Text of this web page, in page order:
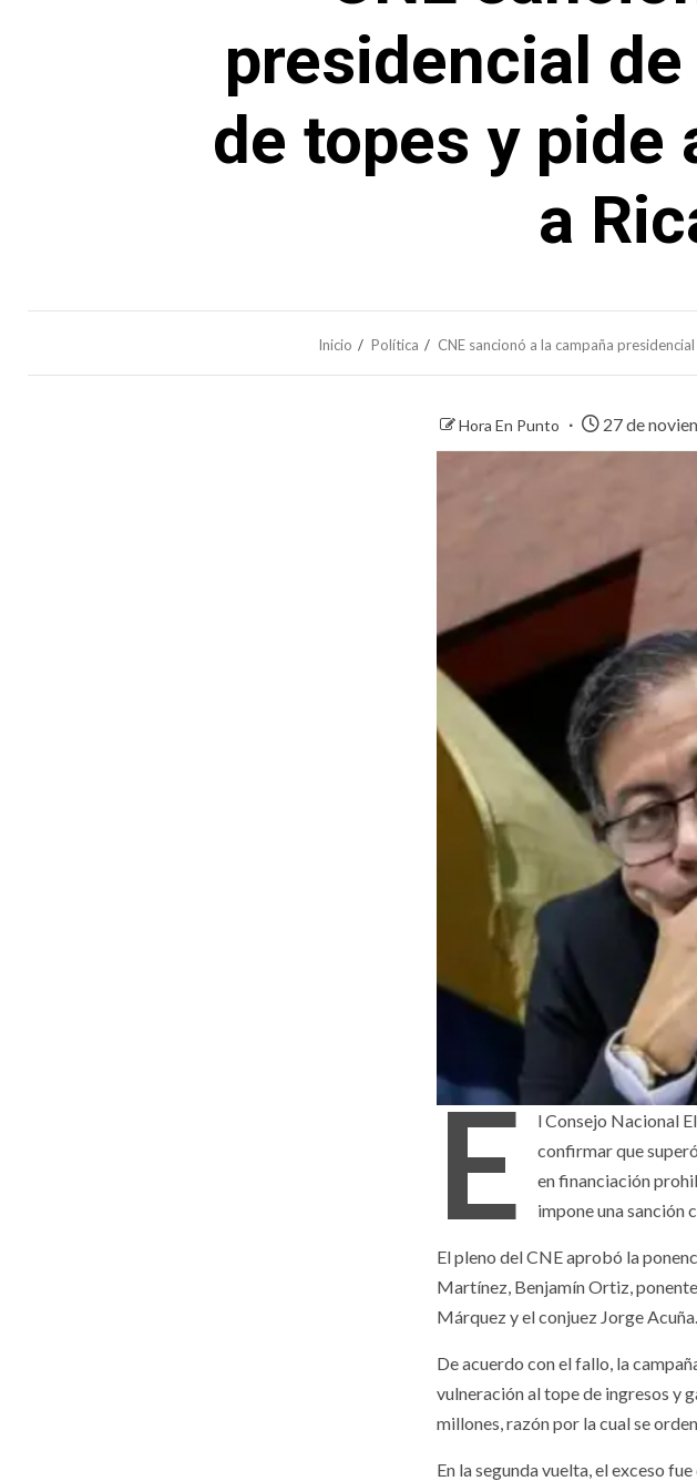
presidencial
de topes y pide
a
Inicio Política CNE sancionó a la campaña
Hora En Punto 27 de
E
l Consejo Nacional
confirmar que
en financiación
impone una sanción
El pleno del CNE aprobó la
Martínez, Benjamín Ortiz,
Márquez y el conjuez Jorge Acuña.
De acuerdo con el fallo, la
vulneración al tope de ingresos y
millones, razón por la cual se
En la segunda vuelta, el exceso